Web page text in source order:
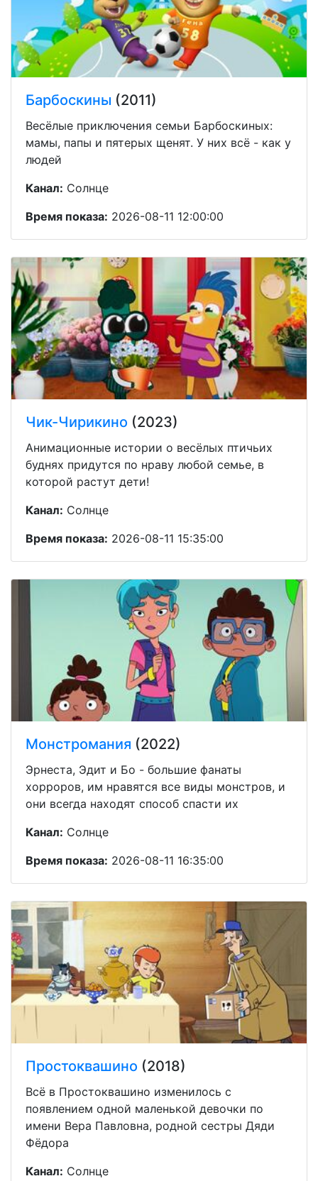
Барбоскины (2011)
Весёлые приключения семьи Барбоскиных:
мамы, папы и пятерых щенят. У них всё - как у
людей
Канал: Солнце
Время показа: 2026-08-11 12:00:00
Чик-Чирикино (2023)
Анимационные истории о весёлых птичьих
буднях придутся по нраву любой семье, в
которой растут дети!
Канал: Солнце
Время показа: 2026-08-11 15:35:00
Монстромания (2022)
Эрнеста, Эдит и Бо - большие фанаты
хорроров, им нравятся все виды монстров, и
они всегда находят способ спасти их
Канал: Солнце
Время показа: 2026-08-11 16:35:00
Простоквашино (2018)
Всё в Простоквашино изменилось с
появлением одной маленькой девочки по
имени Вера Павловна, родной сестры Дяди
Фёдора
Канал: Солнце